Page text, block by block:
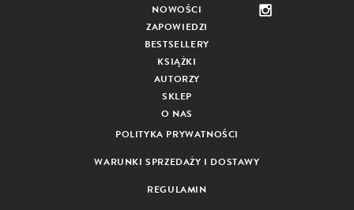
NOWOŚCI
ZAPOWIEDZI
BESTSELLERY
KSIĄŻKI
AUTORZY
SKLEP
O NAS
POLITYKA PRYWATNOŚCI
WARUNKI SPRZEDAŻY I DOSTAWY
REGULAMIN